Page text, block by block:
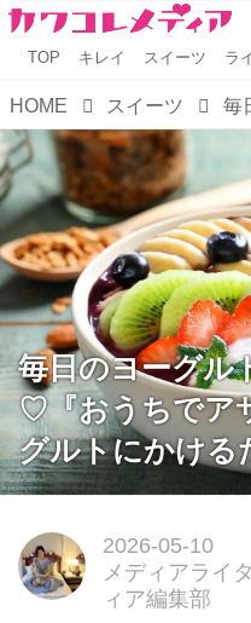
TOP キレイ スイーツ ラ
HOME スイーツ
毎日のヨーグル
♡『おうちでア
グルトにかける
2026-05-10
メディアライ
ィア編集部